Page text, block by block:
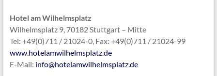
Hotel am Wilhelmsplatz
Wilhelmsplatz 9, 70182 Stuttgart – Mitte
Tel: +49(0)711 / 21024-0, Fax: +49(0)711 / 21024-99
www.hotelamwilhelmsplatz.de
E-Mail: info@hotelamwilhelmsplatz.de